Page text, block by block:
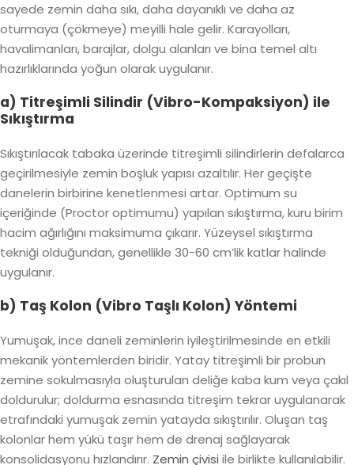
sayede zemin daha sıkı, daha dayanıklı ve daha az
oturmaya (çökmeye) meyilli hale gelir. Karayolları,
havalimanları, barajlar, dolgu alanları ve bina temel altı
hazırlıklarında yoğun olarak uygulanır.
a) Titreşimli Silindir (Vibro-Kompaksiyon) ile
Sıkıştırma
Sıkıştırılacak tabaka üzerinde titreşimli silindirlerin defalarca
geçirilmesiyle zemin boşluk yapısı azaltılır. Her geçişte
danelerin birbirine kenetlenmesi artar. Optimum su
içeriğinde (Proctor optimumu) yapılan sıkıştırma, kuru birim
hacim ağırlığını maksimuma çıkarır. Yüzeysel sıkıştırma
tekniği olduğundan, genellikle 30-60 cm’lik katlar halinde
uygulanır.
b) Taş Kolon (Vibro Taşlı Kolon) Yöntemi
Yumuşak, ince daneli zeminlerin iyileştirilmesinde en etkili
mekanik yöntemlerden biridir. Yatay titreşimli bir probun
zemine sokulmasıyla oluşturulan deliğe kaba kum veya çakıl
doldurulur; doldurma esnasında titreşim tekrar uygulanarak
etrafındaki yumuşak zemin yatayda sıkıştırılır. Oluşan taş
kolonlar hem yükü taşır hem de drenaj sağlayarak
konsolidasyonu hızlandırır. Zemin çivisi ile birlikte kullanılabilir.